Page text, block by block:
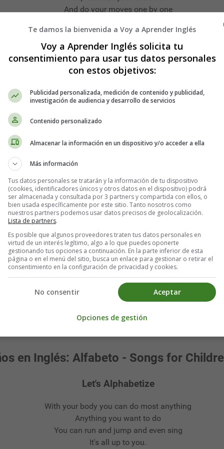
And do your moves one by one
You'll cause a small commotion
If you suddenly stand and start
The alphabet in motion.
Songs
Alfabeto - Songs for Children in
en Inglés: Alfabeto
en Inglés: Alfabeto - Songs for
Let's Alphabetize
With your body you can do most anything
Anything you want to do
You can run and jump and even sing
It's all up to you.
Te damos la bienvenida a Voy a Aprender Inglés
Voy a Aprender Inglés solicita tu
consentimiento para usar tus datos personales
con estos objetivos:
Publicidad personalizada, medición de contenido y publicidad,
investigación de audiencia y desarrollo de servicios
Contenido personalizado
Almacenar la información en un dispositivo y/o acceder a ella
Más información
Tus datos personales se tratarán y la información de tu dispositivo
(cookies, identificadores únicos y otros datos en el dispositivo) podrá
ser almacenada y consultada por 3 partners y compartida con ellos, o
bien usada específicamente por este sitio. Tanto nosotros como
nuestros partners podemos usar datos precisos de geolocalización.
Lista de partners.
Es posible que algunos proveedores traten tus datos personales en
virtud de un interés legítimo, algo a lo que puedes oponerte
gestionando tus opciones a continuación. En la parte inferior de esta
página o en el menú del sitio, busca un enlace para gestionar o retirar el
consentimiento en la configuración de privacidad y cookies.
Aceptar
No consentir
Opciones de gestión